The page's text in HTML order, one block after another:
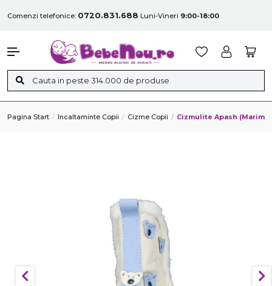
Comenzi telefonice: 0720.831.688 Luni-Vineri 9:00-18:00
Pagina Start Incaltaminte Copii Cizme Copii Cizmulite Apash (Marime: